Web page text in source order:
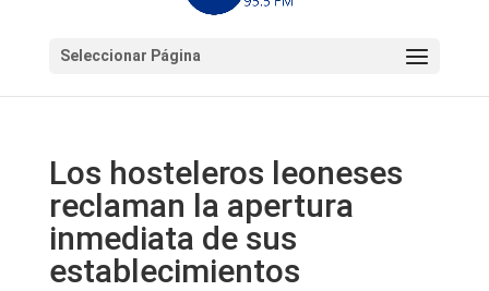
Seleccionar Página
Los hosteleros leoneses
reclaman la apertura
inmediata de sus
establecimientos